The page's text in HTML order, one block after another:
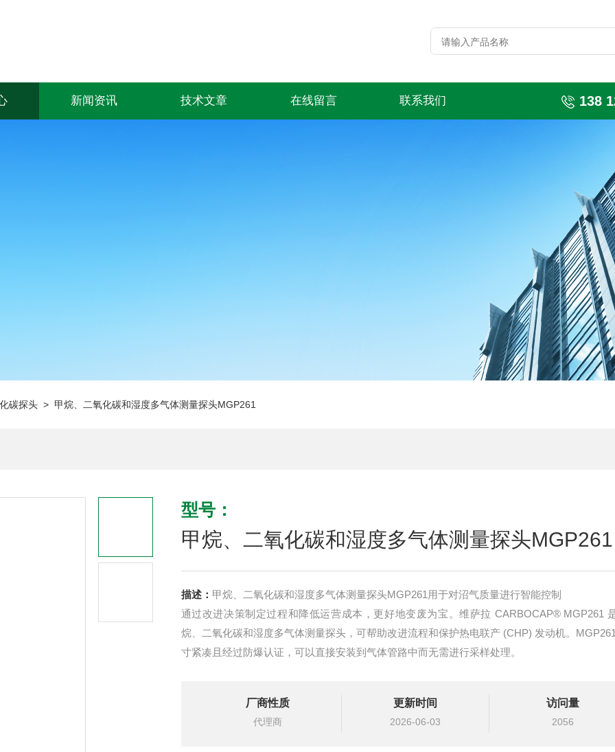
新闻资讯 技术文章 在线留言 联系我们 138
碳探头 > 甲烷、二氧化碳和湿度多气体测量探头MGP261
型号：
甲烷、二氧化碳和湿度多气体测量探头MGP261
描述： 甲烷、二氧化碳和湿度多气体测量探头MGP261用于对沼气质量进行智能控制
通过改进决策制定过程和降低运营成本，更好地变废为宝。维萨拉 CARBOCAP® MGP261
烷、二氧化碳和湿度多气体测量探头，可帮助改进流程和保护热电联产 (CHP) 发动机。
寸紧凑且经过防爆认证，可以直接安装到气体管路中而无需进行采样处理。
厂商性质
代理商
更新时间
2026-06-03
访问量
2056